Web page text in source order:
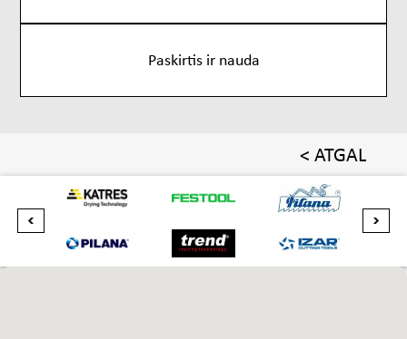
Paskirtis ir nauda
< ATGAL